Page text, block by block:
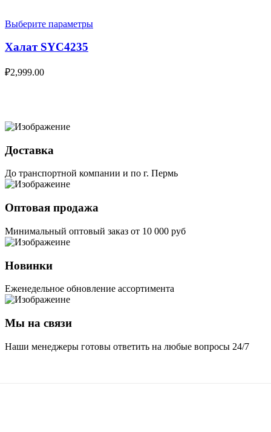
Выберите параметры
Халат SYC4235
₽2,999.00
Доставка
До транспортной компании и по г. Пермь
Оптовая продажа
Минимальный оптовый заказ от 10 000 руб
Новинки
Еженедельное обновление ассортимента
Мы на связи
Наши менеджеры готовы ответить на любые вопросы 24/7